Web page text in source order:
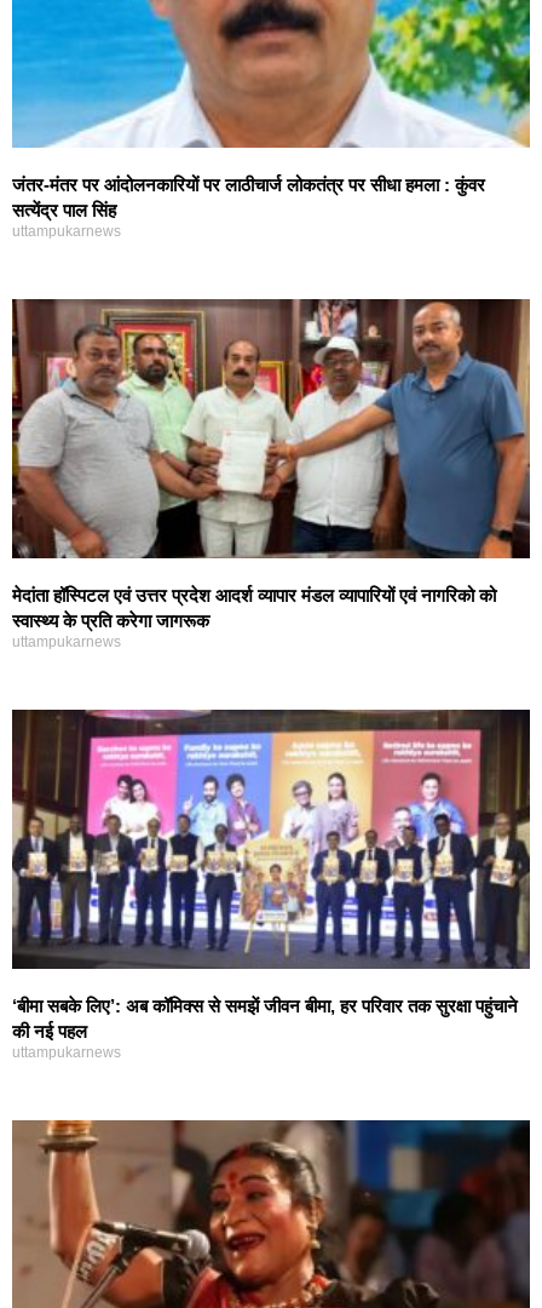
जंतर-मंतर पर आंदोलनकारियों पर लाठीचार्ज लोकतंत्र पर सीधा हमला : कुंवर
सत्येंद्र पाल सिंह
uttampukarnews
मेदांता हॉस्पिटल एवं उत्तर प्रदेश आदर्श व्यापार मंडल व्यापारियों एवं नागरिको को
स्वास्थ्य के प्रति करेगा जागरूक
uttampukarnews
‘बीमा सबके लिए’: अब कॉमिक्स से समझें जीवन बीमा, हर परिवार तक सुरक्षा पहुंचाने
की नई पहल
uttampukarnews